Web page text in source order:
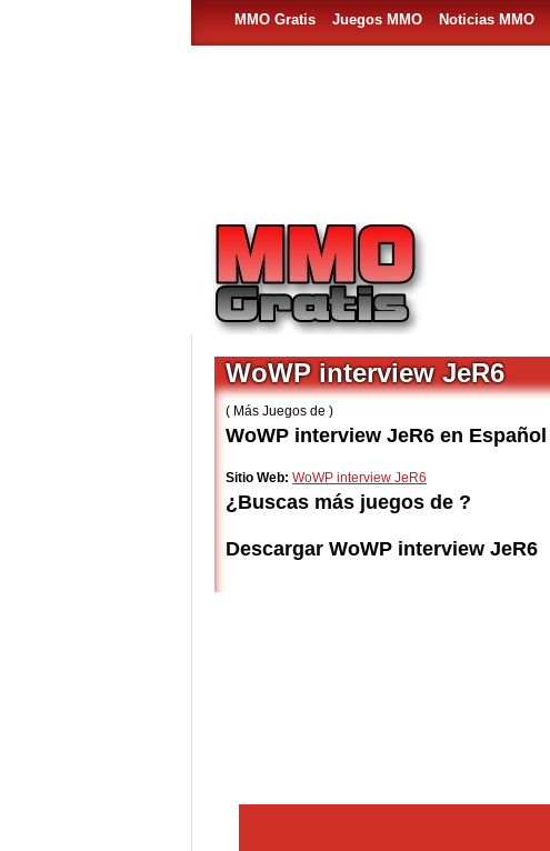
MMO Gratis Juegos MMO Noticias MMO
WoWP interview JeR6
( Más Juegos de )
WoWP interview JeR6 en Español
Sitio Web: WoWP interview JeR6
¿Buscas más juegos de ?
Descargar WoWP interview JeR6